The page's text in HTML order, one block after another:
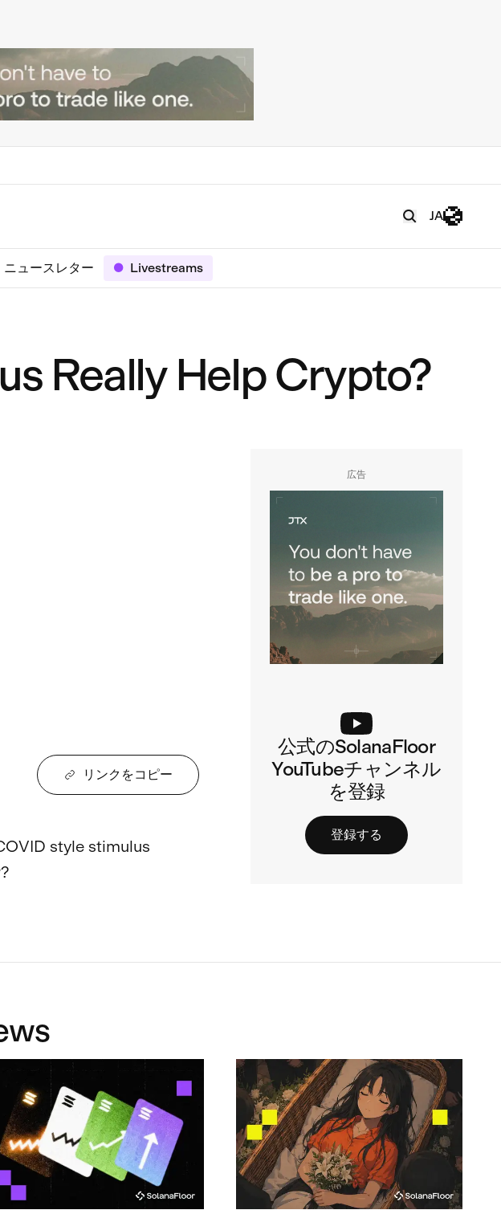
JA
ニュースレター Livestreams
Really Help Crypto?
リンクをコピー
style stimulus
広告
公式のSolanaFloor
YouTubeチャンネル
を登録
登録する